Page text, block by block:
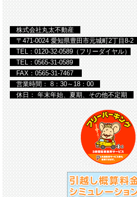
株式会社丸太不動産
〒471-0024 愛知県豊田市元城町2丁目8-2
TEL：0120-32-0589（フリーダイヤル）
TEL：0565-31-0589
FAX：0565-31-7467
営業時間： 8：30～18：00
休日： 年末年始、夏期、その他不定期